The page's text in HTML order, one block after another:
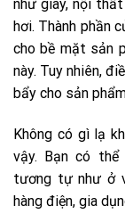
như giày, nội
hơi. Thành phần
cho bề mặt sản
này. Tuy nhiên,
bẩy cho sản
Không có gì lạ
vậy. Bạn có thể
tương tự như ở
hàng điện, gia